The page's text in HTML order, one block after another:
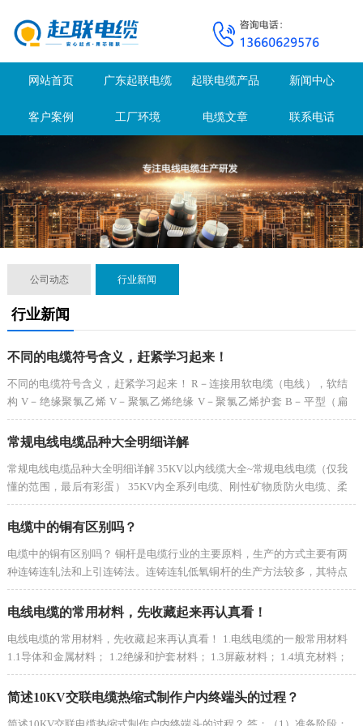
网站首页 广东起联电缆 起联电缆产品 新闻中心
客户案例 工厂环境 电缆文章 联系电话
公司动态 行业新闻
行业新闻
不同的电缆符号含义，赶紧学习起来！
不同的电缆符号含义，赶紧学习起来！ R－连接用软电缆（电线），软结
构 V－绝缘聚氯乙烯 V－聚氯乙烯绝缘 V－聚氯乙烯护套 B－平型（扁
形） S－双绞型 A－镀锡或镀银 F－耐高温 P－...
常规电线电缆品种大全明细详解
常规电线电缆品种大全明细详解 35KV以内线缆大全~常规电线电缆（仅我
懂的范围，最后有彩蛋） 35KV内全系列电缆、刚性矿物质防火电缆、柔
性矿物质防火电缆、光伏直流线、光伏电缆...
电缆中的铜有区别吗？
电缆中的铜有区别吗？ 铜杆是电缆行业的主要原料，生产的方式主要有两
种连铸连轧法和上引连铸法。连铸连轧低氧铜杆的生产方法较多，其特点
是金属在竖炉中融化后，铜液通过保温...
电线电缆的常用材料，先收藏起来再认真看！
电线电缆的常用材料，先收藏起来再认真看！ 1.电线电缆的一般常用材料
1.1导体和金属材料； 1.2绝缘和护套材料； 1.3屏蔽材料； 1.4填充材料；
1.5分隔材料。 注：导电系数以铜为基准...
简述10KV交联电缆热缩式制作户内终端头的过程？